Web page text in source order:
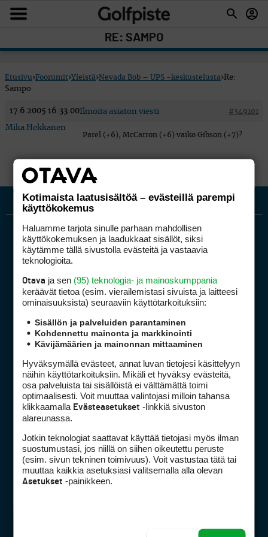
RE: SAMPO
Etusivu›Foorumit›Yleistä›Nevada Bob – UPS -keskustelusta›Re:
Sampo
17.6.2005 16:33:00 #349101
Ilmoita asiaton viesti
Mika Hekkanen
Parel (+6), McCarron (+6) vaiko Gibson (+7)?
Golfpiste mediakortti
Tietoa verkon kävijöistä
Golfpisteen yhteystiedot
Asiakaspalvelu
Digipalvelut(09) 156 6227
Avoinna ma–pe 8–17
(digi) digi@otavamedia.fi
Tietosuojaseloste
Käyttöehdot
Kotimaista laatusisältöä – evästeillä parempi
käyttökokemus
Haluamme tarjota sinulle parhaan mahdollisen
käyttökokemuksen ja laadukkaat sisällöt, siksi
käytämme tällä sivustolla evästeitä ja vastaavia
teknologioita.
Otava ja sen (95) teknologia- ja mainoskumppania
keräävät tietoa (esim. vierailemis­tasi sivuista ja laitteesi
ominaisuuk­sista) seuraaviin käyttötarkoituksiin:
Sisällön ja palveluiden parantaminen
Kohdennettu mainonta ja markkinointi
Kävijämäärien ja mainonnan mittaaminen
Hyväksymällä evästeet, annat luvan tietojesi käsittelyyn
näihin käyttötarkoituksiin. Mikäli et hyväksy evästeitä,
osa palveluista tai sisällöistä ei välttämättä toimi
optimaalisesti. Voit muuttaa valintojasi milloin tahansa
klikkaamalla Evästeasetukset -linkkiä sivuston
alareunassa.
Jotkin teknologiat saattavat käyttää tietojasi myös ilman
suostumustasi, jos niillä on siihen oikeutettu peruste
(esim. sivun tekninen toimivuus). Voit vastustaa tätä tai
muuttaa kaikkia asetuksiasi valitsemalla alla olevan
Asetukset -painikkeen.